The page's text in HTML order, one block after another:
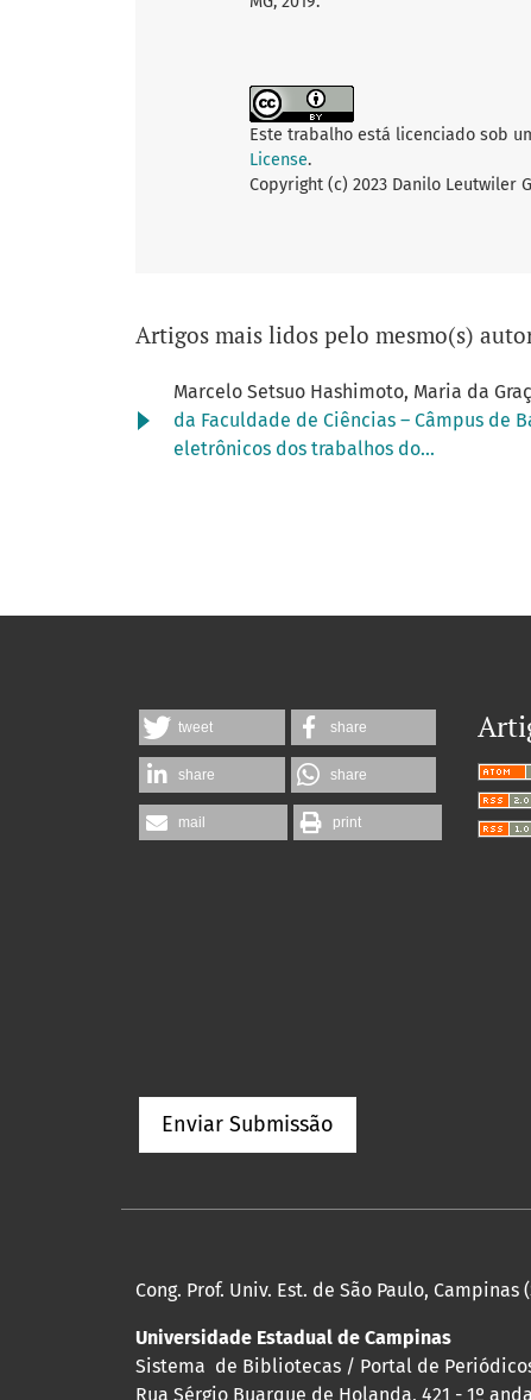
Este trabalho está licenciado sob
License.
Copyright (c) 2023 Danilo Leutwiler
Artigos mais lidos pelo mesmo(s)
Marcelo Setsuo Hashimoto, Maria da
da Faculdade de Ciências – Câmpus de
eletrônicos dos trabalhos do...
tweet share
share share
mail print
Enviar Submissão
Cong. Prof. Univ. Est. de São Paulo, Campinas
Universidade Estadual de Campinas
Sistema de Bibliotecas / Portal de
Rua Sérgio Buarque de Holanda, 421 - 1º